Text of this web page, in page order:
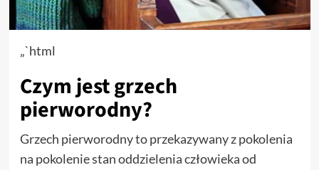
„`html
Czym jest grzech
pierworodny?
Grzech pierworodny to przekazywany z pokolenia
na pokolenie stan oddzielenia człowieka od